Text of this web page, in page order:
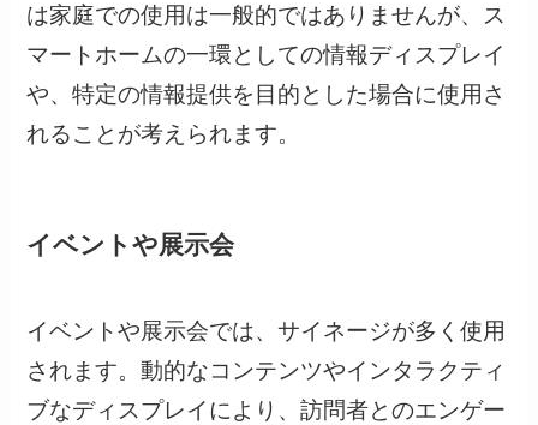
は家庭での使用は一般的ではありませんが、ス
マートホームの一環としての情報ディスプレイ
や、特定の情報提供を目的とした場合に使用さ
れることが考えられます。
イベントや展示会
イベントや展示会では、サイネージが多く使用
されます。動的なコンテンツやインタラクティ
ブなディスプレイにより、訪問者とのエンゲー